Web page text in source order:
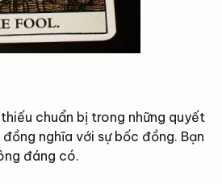
chuẩn bị trong những quyết
nghĩa với sự bốc đồng. Bạn
đáng có.